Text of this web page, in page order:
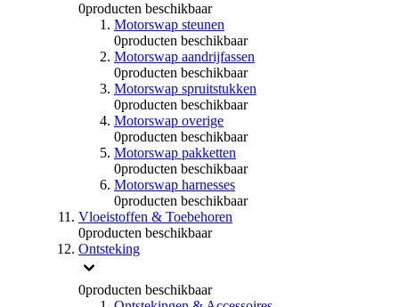
0producten beschikbaar
Motorswap steunen
0producten beschikbaar
Motorswap aandrijfassen
0producten beschikbaar
Motorswap spruitstukken
0producten beschikbaar
Motorswap overige
0producten beschikbaar
Motorswap pakketten
0producten beschikbaar
Motorswap harnesses
0producten beschikbaar
Vloeistoffen & Toebehoren
0producten beschikbaar
Ontsteking
0producten beschikbaar